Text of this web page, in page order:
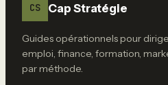
CS Cap Stratégie
Guides opérationnels pour
emploi, finance, formation,
par méthode.